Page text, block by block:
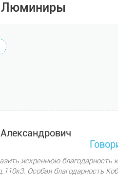
Люминиры
искреннюю благодарность
Особая благодарность